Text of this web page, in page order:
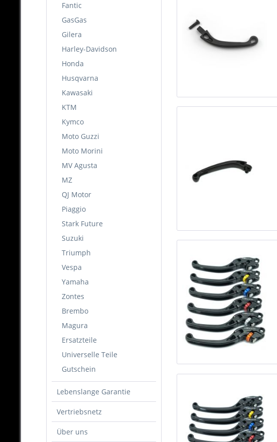
Fantic
GasGas
Gilera
Harley-Davidson
Honda
Husqvarna
Kawasaki
KTM
Kymco
Moto Guzzi
Moto Morini
MV Agusta
MZ
QJ Motor
Piaggio
Stark Future
Suzuki
Triumph
Vespa
Yamaha
Zontes
Brembo
Magura
Ersatzteile
Universelle Teile
Gutschein
Lebenslange Garantie
Vertriebsnetz
Über uns